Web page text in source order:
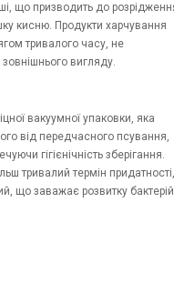
що призводить до
кисню. Продукти харчування
тривалого часу, не
вигляду.
вакуумної упаковки, яка
від передчасного псування,
гігієнічність зберігання.
тривалий термін придатності,
що заважає розвитку бактерій